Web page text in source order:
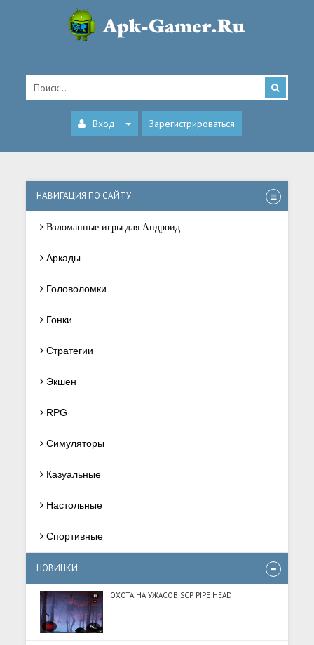
Вход Зарегистрироваться
НАВИГАЦИЯ ПО САЙТУ
Взломанные игры для Андроид
Аркады
Головоломки
Гонки
Стратегии
Экшен
RPG
Симуляторы
Казуальные
Настольные
Спортивные
НОВИНКИ
ОХОТА НА УЖАСОВ SCP PIPE HEAD